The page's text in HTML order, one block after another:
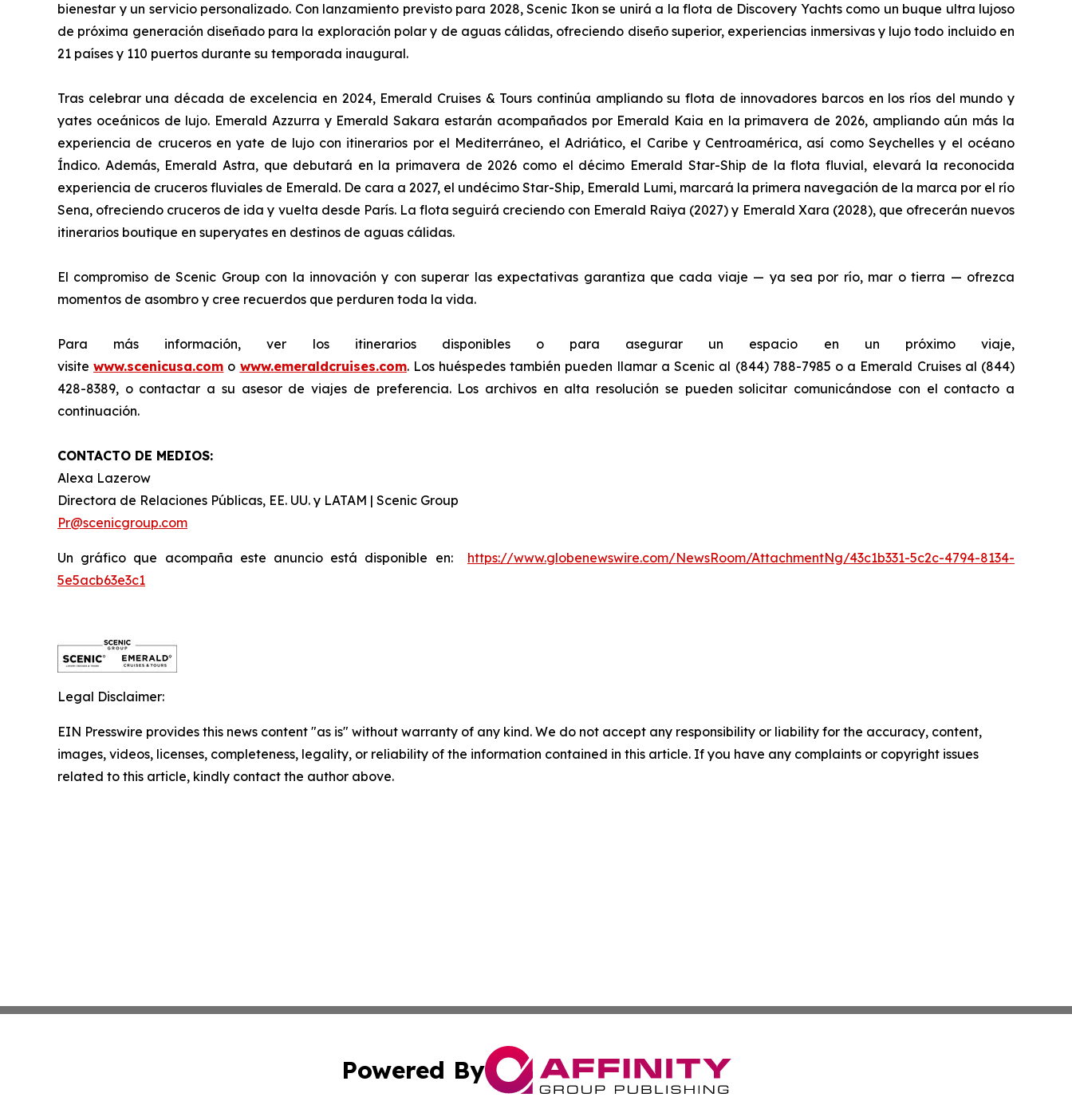
bienestar y un servicio personalizado. Con lanzamiento previsto para 2028, Scenic Ikon se unirá a la flota de Discovery Yachts como un buque ultra lujoso
de próxima generación diseñado para la exploración polar y de aguas cálidas, ofreciendo diseño superior, experiencias inmersivas y lujo todo incluido en
21 países y 110 puertos durante su temporada inaugural.
Tras celebrar una década de excelencia en 2024, Emerald Cruises & Tours continúa ampliando su flota de innovadores barcos en los ríos del mundo y
yates oceánicos de lujo. Emerald Azzurra y Emerald Sakara estarán acompañados por Emerald Kaia en la primavera de 2026, ampliando aún más la
experiencia de cruceros en yate de lujo con itinerarios por el Mediterráneo, el Adriático, el Caribe y Centroamérica, así como Seychelles y el océano
Índico. Además, Emerald Astra, que debutará en la primavera de 2026 como el décimo Emerald Star-Ship de la flota fluvial, elevará la reconocida
experiencia de cruceros fluviales de Emerald. De cara a 2027, el undécimo Star-Ship, Emerald Lumi, marcará la primera navegación de la marca por el río
Sena, ofreciendo cruceros de ida y vuelta desde París. La flota seguirá creciendo con Emerald Raiya (2027) y Emerald Xara (2028), que ofrecerán nuevos
itinerarios boutique en superyates en destinos de aguas cálidas.
El compromiso de Scenic Group con la innovación y con superar las expectativas garantiza que cada viaje — ya sea por río, mar o tierra — ofrezca
momentos de asombro y cree recuerdos que perduren toda la vida.
Para más información, ver los itinerarios disponibles o para asegurar un espacio en un próximo viaje,
visitewww.scenicusa.com o www.emeraldcruises.com. Los huéspedes también pueden llamar a Scenic al (844) 788-7985 o a Emerald Cruises al (844)
428-8389, o contactar a su asesor de viajes de preferencia. Los archivos en alta resolución se pueden solicitar comunicándose con el contacto a
continuación.
CONTACTO DE MEDIOS:
Alexa Lazerow
Directora de Relaciones Públicas, EE. UU. y LATAM | Scenic Group
Pr@scenicgroup.com
Un gráfico que acompaña este anuncio está disponible en: https://www.globenewswire.com/NewsRoom/AttachmentNg/43c1b331-5c2c-4794-8134-
5e5acb63e3c1
Legal Disclaimer:
EIN Presswire provides this news content "as is" without warranty of any kind. We do not accept any responsibility or liability for the accuracy, content,
images, videos, licenses, completeness, legality, or reliability of the information contained in this article. If you have any complaints or copyright issues
related to this article, kindly contact the author above.
Powered By